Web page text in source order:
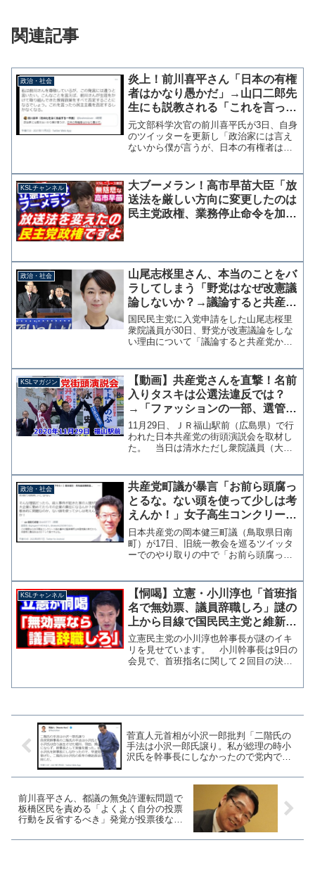
関連記事
政治・社会
炎上！前川喜平さん「日本の有権
者はかなり愚かだ」→山口二郎先
生にも説教される「これを言った
ら民主主義を否定するしかなくな
る」
元文部科学次官の前川喜平氏が3日、自身
のツイッターを更新し「政治家には言え
ないから僕が言うが、日本の有権者はか
投稿と思われるが、これには法政大学の
山口二郎教授からも苦言...
KSLチャンネル
大ブーメラン！高市早苗大臣「放
送法を厳しい方向に変更したのは
民主党政権、業務停止命令を加え
政治・社会
山尾志桜里さん、本当のことをバ
ラしてしまう「野党はなぜ改憲議
論しないか？→議論すると共産党
から対立候補立てられちゃうか
ら」
国民民主党に入党申請をした山尾志桜里
衆院議員が30日、野党が改憲議論をしな
い理由について「議論すると共産党から
事！Q:野党はなぜ改憲議論しないか？A:
議論すると共産党か...
KSLマガジン
【動画】共産党さんを直撃！名前
入りタスキは公選法違反では？
→「ファッションの一部、選管に
許可とった」→最終的にカメラの
前で一部違反認める【マガジン66
号】
11月29日、ＪＲ福山駅前（広島県）で行
われた日本共産党の街頭演説会を取材し
た。 当日は清水ただし衆院議員（大阪4
よしのぶ元衆院議員と小選挙区で広島7区
に出馬予定の村井...
政治・社会
共産党町議が暴言「お前ら頭腐っ
とるな。ない頭を使って少しは考
えんか！」女子高生コンクリート
詰め殺人事件の舞台が共産党員宅
と指摘され激昂
日本共産党の岡本健三町議（鳥取県日南
町）が17日、旧統一教会を巡るツイッタ
ーでのやり取りの中で「お前ら頭腐っと
たことがわかった。 岡本町議は、1989
年に発覚した女子高...
KSLチャンネル
【恫喝】立憲・小川淳也「首班指
名で無効票、議員辞職しろ」謎の
上から目線で国民民主党と維新を
牽制【KSLチャンネル】
立憲民主党の小川淳也幹事長が謎のイキ
リを見せています。 小川幹事長は9日の
会見で、首班指名に関して２回目の決戦
菅直人元首相が小沢一郎批判「二階氏の
手法は小沢一郎氏譲り。私が総理の時小
沢氏を幹事長にしなかったので党内で反
前川喜平さん、都議の無免許運転問題で
板橋区民を責める「よくよく自分の投票
行動を反省するべき」発覚が投票後なん